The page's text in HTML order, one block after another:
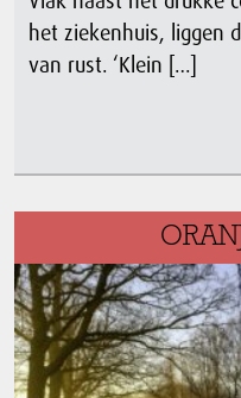
het ziekenhuis, liggen
van rust. ‘Klein […]